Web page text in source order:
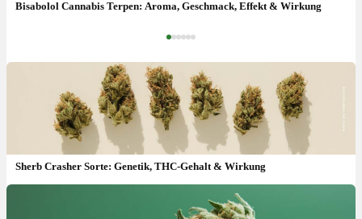
Bisabolol Cannabis Terpen: Aroma, Geschmack, Effekt & Wirkung
Sherb Crasher Sorte: Genetik, THC-Gehalt & Wirkung